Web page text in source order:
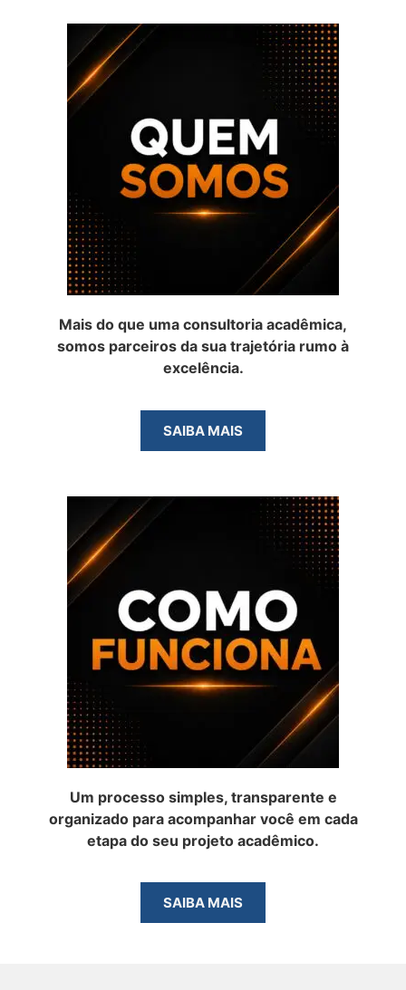
Mais do que uma consultoria acadêmica,
somos parceiros da sua trajetória rumo à
excelência.
SAIBA MAIS
Um processo simples, transparente e
organizado para acompanhar você em cada
etapa do seu projeto acadêmico.
SAIBA MAIS